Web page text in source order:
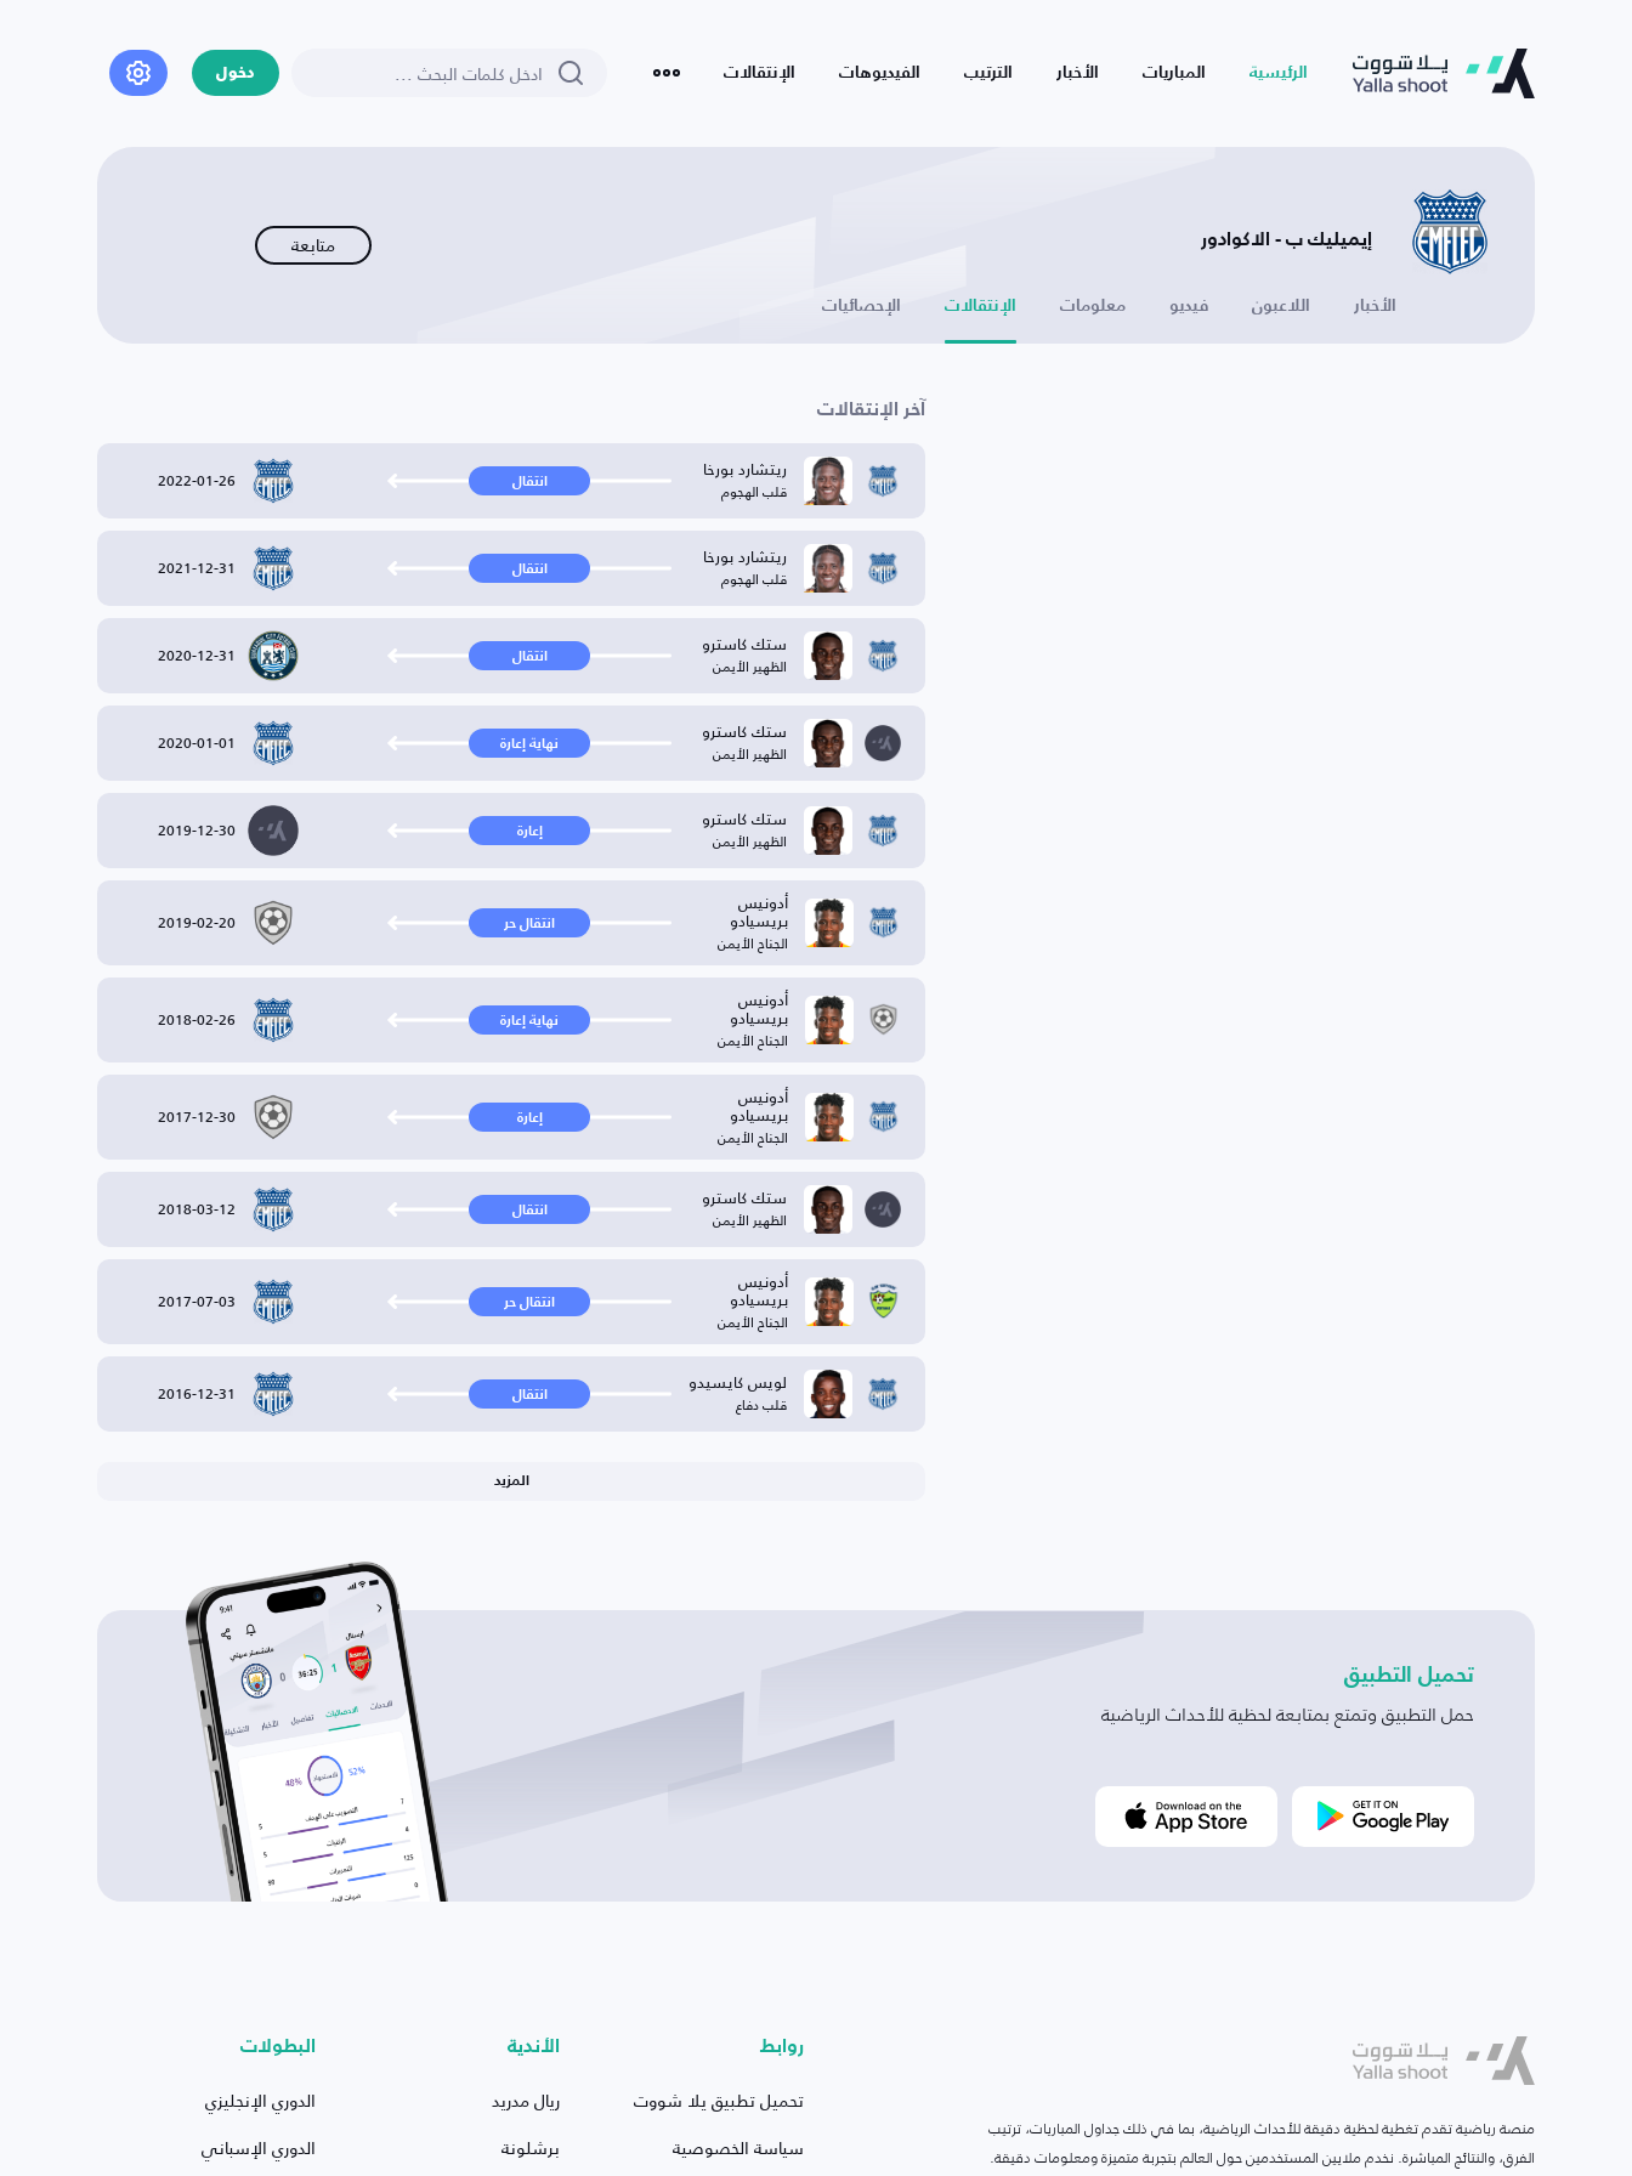
الرئيسية المباريات الأخبار الترتيب الفيديوهات الإنتقالات دخول
إيميليك ب - الاكوادور متابعة
الأخبار اللاعبون فيديو معلومات الإنتقالات الإحصائيات
آخر الإنتقالات
ريتشارد بورخا
قلب الهجوم انتقال 2022-01-26
ريتشارد بورخا
قلب الهجوم انتقال 2021-12-31
ستك كاسترو
الظهير الأيمن انتقال 2020-12-31
ستك كاسترو
الظهير الأيمن نهاية إعارة 2020-01-01
ستك كاسترو
الظهير الأيمن إعارة 2019-12-30
أدونيس
بريسيادو
الجناح الأيمن
انتقال حر 2019-02-20
أدونيس
بريسيادو
الجناح الأيمن
نهاية إعارة 2018-02-26
أدونيس
بريسيادو
الجناح الأيمن
إعارة 2017-12-30
ستك كاسترو
الظهير الأيمن انتقال 2018-03-12
أدونيس
بريسيادو
الجناح الأيمن
انتقال حر 2017-07-03
لويس كايسيدو
قلب دفاع انتقال 2016-12-31
المزيد
تحميل التطبيق
حمل التطبيق وتمتع بمتابعة لحظية للأحداث الرياضية
منصة رياضية تقدم تغطية لحظية دقيقة للأحداث الرياضية، بما في ذلك جداول المباريات، ترتيب
الفرق، والنتائج المباشرة. نخدم ملايين المستخدمين حول العالم بتجربة متميزة ومعلومات دقيقة.
روابط
تحميل تطبيق يلا شووت
سياسة الخصوصية
الأندية
ريال مدريد
برشلونة
البطولات
الدوري الإنجليزي
الدوري الإسباني